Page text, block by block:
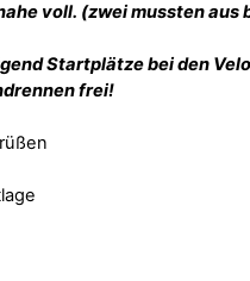
voll. (zwei mussten
Startplätze bei den
frei!